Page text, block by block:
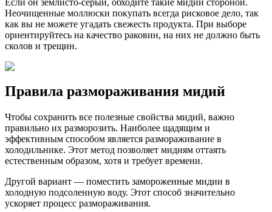
Если он землисто-серый, обходите такие мидии стороной.
Неочищенные моллюски покупать всегда рисковое дело, так
как вы не можете угадать свежесть продукта. При выборе
ориентируйтесь на качество раковин, на них не должно быть
сколов и трещин.
Правила размораживания мидий
Чтобы сохранить все полезные свойства мидий, важно
правильно их разморозить. Наиболее щадящим и
эффективным способом является размораживание в
холодильнике. Этот метод позволяет мидиям оттаять
естественным образом, хотя и требует времени.
Другой вариант — поместить замороженные мидии в
холодную подсоленную воду. Этот способ значительно
ускоряет процесс размораживания.